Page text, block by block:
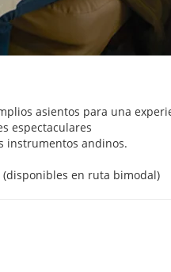
asientos para una
espectaculares
instrumentos andinos.
(disponibles en ruta bimodal)